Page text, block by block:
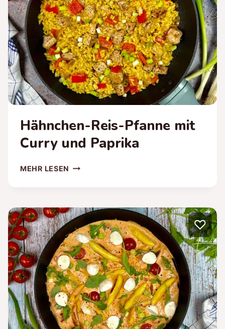
Hähnchen-Reis-Pfanne mit
Curry und Paprika
MEHR LESEN HÄHNCHEN-
CURRY
UND
PAPRIKA
♡